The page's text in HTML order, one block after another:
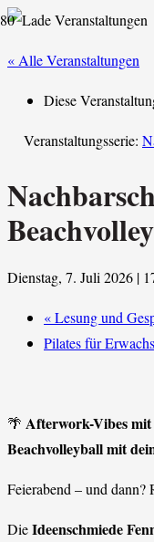
« Alle Veranstaltungen
Diese
Veranstaltungsserie:
Dienstag, 7. Juli 2026 |
«Lesung und
Pilates für
🌴 Afterwork-Vibes mit
Beachvolleyball mit
Feierabend – und
DieIdeenschmiede